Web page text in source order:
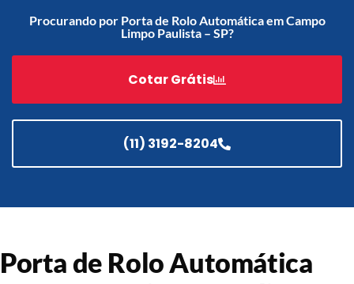
Portão de Garagem de
Enrolar em Teresópolis – RJ
Enrolar em São Pedro da
Portão de Garagem de
Meriti – RJ
Portão de Garagem de
Portão de Garagem de
Portão de Garagem de
Procurando por Porta de Rolo Automática em Campo
Limpo Paulista – SP?
Cotar Grátis
(11) 3192-8204
Porta de Rolo Automática